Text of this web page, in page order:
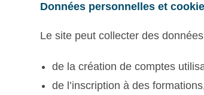
Données personnelles et
Le site peut collecter des
de la création de comptes
de l’inscription à des